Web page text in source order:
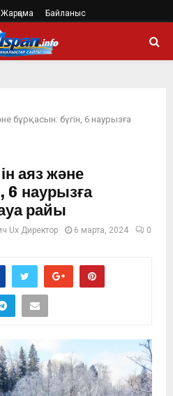
Жарңама Байланыс
бұрқасын: бүгін, 6 наурызға
аяз және
6 наурызға
райы
Ux Директор 6 марта, 2024
0